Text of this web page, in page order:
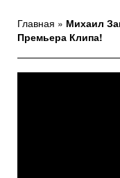
Главная » Михаил
Премьера Клипа!